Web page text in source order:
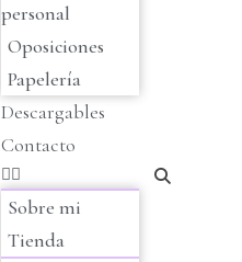
personal
Oposiciones
Papelería
Descargables
Contacto
Sobre mi
Tienda